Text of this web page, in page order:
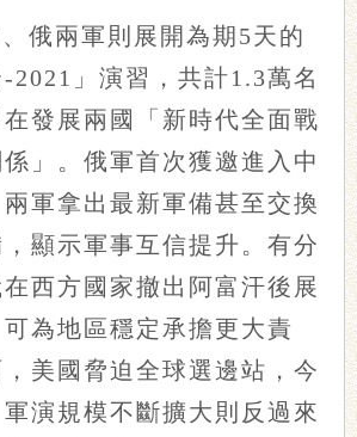
俄兩軍則展開為期5天的
-2021」演習，共計1.3萬名
發展兩國「新時代全面戰
」。俄軍首次獲邀進入中
軍拿出最新軍備甚至交換
顯示軍事互信提升。有分
西方國家撤出阿富汗後展
為地區穩定承擔更大責
美國脅迫全球選邊站，今
演規模不斷擴大則反過來